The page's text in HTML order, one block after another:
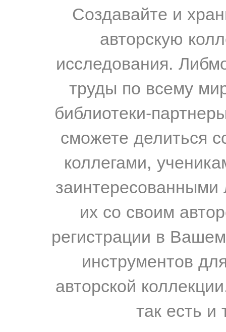
Создавайте и
авторскую
исследования.
труды по всему
библиотеки-
сможете делиться
коллегами,
их со своим
регистрации в
инструментов
авторской
так есть и